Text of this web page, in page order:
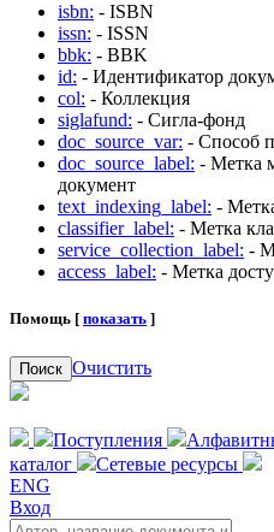
isbn: - ISBN
issn: - ISSN
bbk: - BBK
id: - Идентификатор
col: - Коллекция
siglafund: - Сигла-фонд
doc_source_var: - Способ
doc_source_label: - Метка
документ
text_indexing_label: -
classifier_label: - Метка
service_collection_label: -
access_label: - Метка
Помощь [ показать ]
Поиск Очистить
Поступления
каталог
Сетевые ресурсы
ENG
Вход